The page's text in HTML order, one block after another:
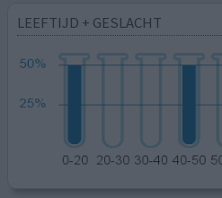
LEEFTIJD + GESLACHT